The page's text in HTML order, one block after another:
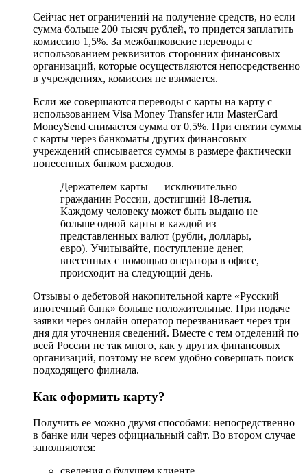
Сейчас нет ограничений на получение средств, но если
сумма больше 200 тысяч рублей, то придется заплатить
комиссию 1,5%. За межбанковские переводы с
использованием реквизитов сторонних финансовых
организаций, которые осуществляются непосредственно
в учреждениях, комиссия не взимается.
Если же совершаются переводы с карты на карту с
использованием Visa Money Transfer или MasterCard
MoneySend снимается сумма от 0,5%. При снятии суммы
с карты через банкоматы других финансовых
учреждений списывается суммы в размере фактически
понесенных банком расходов.
Держателем карты — исключительно
гражданин России, достигший 18-летия.
Каждому человеку может быть выдано не
больше одной карты в каждой из
представленных валют (рубли, доллары,
евро). Учитывайте, поступление денег,
внесенных с помощью оператора в офисе,
происходит на следующий день.
Отзывы о дебетовой накопительной карте «Русский
ипотечный банк» больше положительные. При подаче
заявки через онлайн оператор перезванивает через три
дня для уточнения сведений. Вместе с тем отделений по
всей России не так много, как у других финансовых
организаций, поэтому не всем удобно совершать поиск
подходящего филиала.
Как оформить карту?
Получить ее можно двумя способами: непосредственно
в банке или через официальный сайт. Во втором случае
заполняются: